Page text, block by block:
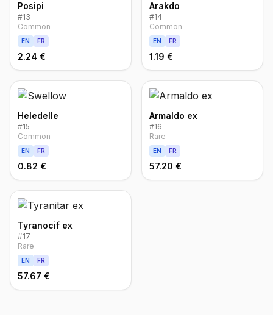
Posipi
#13
Common
EN FR
2.24 €
Arakdo
#14
Common
EN FR
1.19 €
Heledelle
#15
Common
EN FR
0.82 €
Armaldo ex
#16
Rare
EN FR
57.20 €
Tyranocif ex
#17
Rare
EN FR
57.67 €